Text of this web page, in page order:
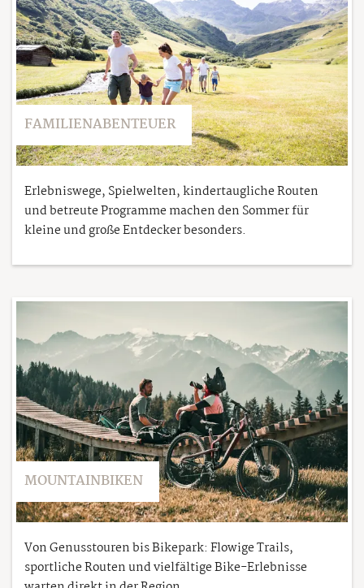
FAMILIENABENTEUER
Erlebniswege, Spielwelten, kindertaugliche Routen
und betreute Programme machen den Sommer für
kleine und große Entdecker besonders.
MOUNTAINBIKEN
Von Genusstouren bis Bikepark: Flowige Trails,
sportliche Routen und vielfältige Bike-Erlebnisse